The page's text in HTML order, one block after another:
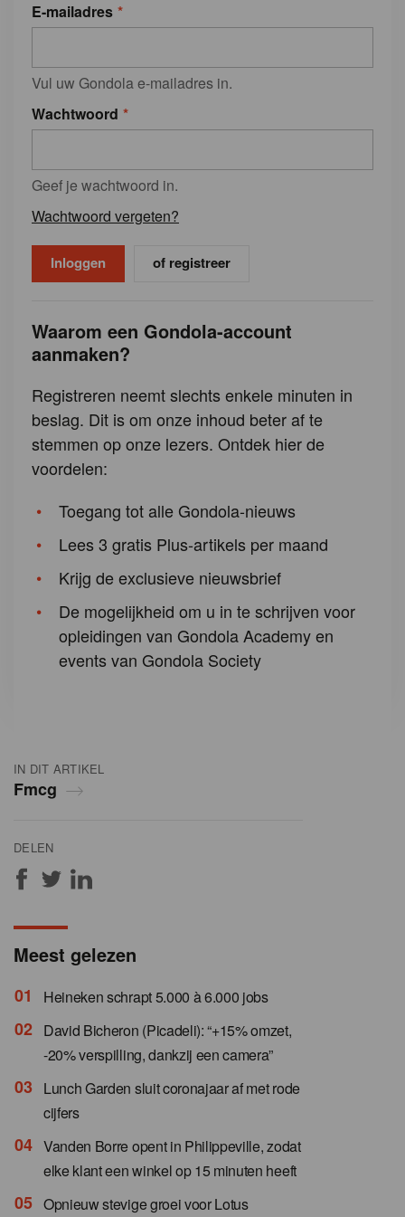
IN DIT ARTIKEL
Fmcg
DELEN
E-mailadres
Vul uw Gondola e-mailadres in.
Wachtwoord
Geef je wachtwoord in.
Wachtwoord vergeten?
of registreer
Waarom een Gondola-account
aanmaken?
Registreren neemt slechts enkele minuten in
beslag. Dit is om onze inhoud beter af te
stemmen op onze lezers. Ontdek hier de
voordelen:
Toegang tot alle Gondola-nieuws
Lees 3 gratis Plus-artikels per maand
Krijg de exclusieve nieuwsbrief
De mogelijkheid om u in te schrijven voor
opleidingen van Gondola Academy en
events van Gondola Society
Meest gelezen
Heineken schrapt 5.000 à 6.000 jobs
David Bicheron (Picadeli): “+15% omzet,
-20% verspilling, dankzij een camera”
Lunch Garden sluit coronajaar af met rode
cijfers
Vanden Borre opent in Philippeville, zodat
elke klant een winkel op 15 minuten heeft
Opnieuw stevige groei voor Lotus